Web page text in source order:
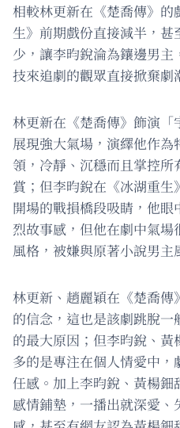
相較林更新在《楚喬傳》
生》前期戲份直接減半，
少，讓李昀銳淪為鑲邊男
技來追劇的觀眾直接掀棄劇
林更新在《楚喬傳》飾演
展現強大氣場，演繹他作
領，冷靜、沉穩而且掌控
賞；但李昀銳在《冰湖重
開場的戰損橋段吸睛，他
烈故事感，但他在劇中氣
風格，被嫌與原著小說男主
林更新、趙麗穎在《楚喬
的信念，這也是該劇跳脫
的最大原因；但李昀銳、
多的是專注在個人情愛中
任感。加上李昀銳、黃楊
感情鋪墊，一播出就深愛